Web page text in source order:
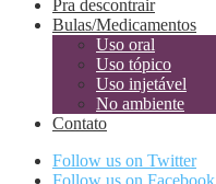
Pra descontrair
Bulas/Medicamentos
Uso oral
Uso tópico
Uso injetável
No ambiente
Contato
Follow us on Twitter
Follow us on Facebook